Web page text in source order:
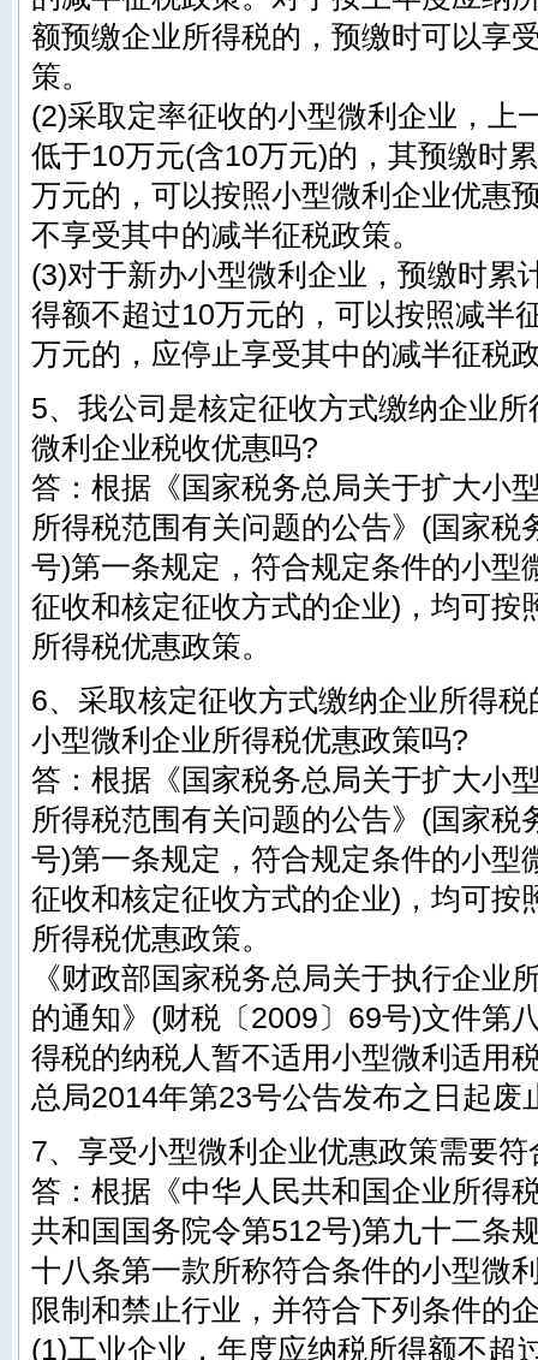
额预缴企业所得税的，预缴时可以享
策。
(2)采取定率征收的小型微利企业，上
低于10万元(含10万元)的，其预缴时
万元的，可以按照小型微利企业优惠
不享受其中的减半征税政策。
(3)对于新办小型微利企业，预缴时累
得额不超过10万元的，可以按照减半
万元的，应停止享受其中的减半征税
5、我公司是核定征收方式缴纳企业
微利企业税收优惠吗?
答：根据《国家税务总局关于扩大小
所得税范围有关问题的公告》(国家税
号)第一条规定，符合规定条件的小型
征收和核定征收方式的企业)，均可按
所得税优惠政策。
6、采取核定征收方式缴纳企业所得
小型微利企业所得税优惠政策吗?
答：根据《国家税务总局关于扩大小
所得税范围有关问题的公告》(国家税
号)第一条规定，符合规定条件的小型
征收和核定征收方式的企业)，均可按
所得税优惠政策。
《财政部国家税务总局关于执行企业
的通知》(财税〔2009〕69号)文件第
得税的纳税人暂不适用小型微利适用
总局2014年第23号公告发布之日起废
7、享受小型微利企业优惠政策需要
答：根据《中华人民共和国企业所得
共和国国务院令第512号)第九十二条
十八条第一款所称符合条件的小型微
限制和禁止行业，并符合下列条件的
(1)工业企业，年度应纳税所得额不超